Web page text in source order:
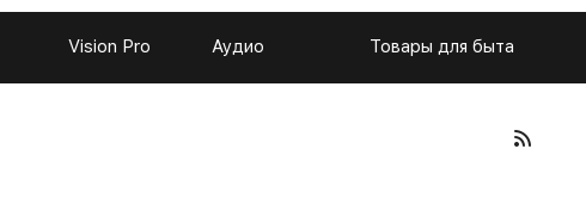
Vision Pro Аудио Товары для быта